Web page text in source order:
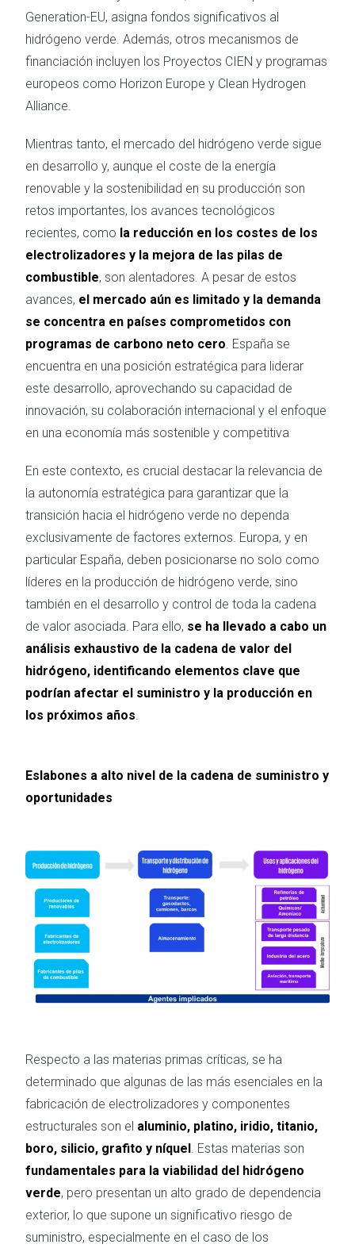
Generation-EU, asigna fondos significativos al
hidrógeno verde. Además, otros mecanismos de
financiación incluyen los Proyectos CIEN y programas
europeos como Horizon Europe y Clean Hydrogen
Alliance.
Mientras tanto, el mercado del hidrógeno verde sigue
en desarrollo y, aunque el coste de la energía
renovable y la sostenibilidad en su producción son
retos importantes, los avances tecnológicos
recientes, como la reducción en los costes de los
electrolizadores y la mejora de las pilas de
combustible, son alentadores. A pesar de estos
avances, el mercado aún es limitado y la demanda
se concentra en países comprometidos con
programas de carbono neto cero. España se
encuentra en una posición estratégica para liderar
este desarrollo, aprovechando su capacidad de
innovación, su colaboración internacional y el enfoque
en una economía más sostenible y competitiva
En este contexto, es crucial destacar la relevancia de
la autonomía estratégica para garantizar que la
transición hacia el hidrógeno verde no dependa
exclusivamente de factores externos. Europa, y en
particular España, deben posicionarse no solo como
líderes en la producción de hidrógeno verde, sino
también en el desarrollo y control de toda la cadena
de valor asociada. Para ello, se ha llevado a cabo un
análisis exhaustivo de la cadena de valor del
hidrógeno, identificando elementos clave que
podrían afectar el suministro y la producción en
los próximos años.
Eslabones a alto nivel de la cadena de suministro y
oportunidades
Respecto a las materias primas críticas, se ha
determinado que algunas de las más esenciales en la
fabricación de electrolizadores y componentes
estructurales son el aluminio, platino, iridio, titanio,
boro, silicio, grafito y níquel . Estas materias son
fundamentales para la viabilidad del hidrógeno
verde, pero presentan un alto grado de dependencia
exterior, lo que supone un significativo riesgo de
suministro, especialmente en el caso de los